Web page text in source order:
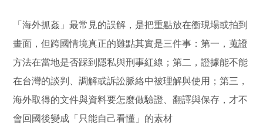
「海外抓姦」最常見的誤解，是把重點放在衝現場或拍到
畫面，但跨國情境真正的難點其實是三件事：第一，蒐證
方法在當地是否踩到隱私與刑事紅線；第二，證據能不能
在台灣的談判、調解或訴訟脈絡中被理解與使用；第三，
海外取得的文件與資料要怎麼做驗證、翻譯與保存，才不
會回國後變成「只能自己看懂」的素材